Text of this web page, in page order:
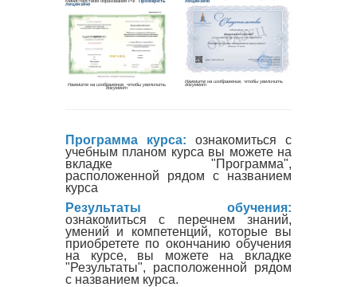
Программа курса: ознакомиться с
учебным планом курса вы можете на
вкладке "Программа",
расположенной рядом с названием
курса
Результаты обучения:
ознакомиться с перечнем знаний,
умений и компетенций, которые вы
приобретете по окончанию обучения
на курсе, вы можете на вкладке
"Результаты", расположенной рядом
с названием курса.